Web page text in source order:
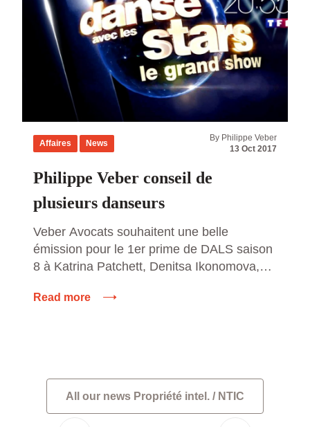
Affaires News
By Philippe Veber
13 Oct 2017
Philippe Veber conseil de
plusieurs danseurs
Veber Avocats souhaitent une belle
émission pour le 1er prime de DALS saison
8 à Katrina Patchett, Denitsa Ikonomova,
que le cabinet conseille.
Read more
All our news Propriété intel. / NTIC